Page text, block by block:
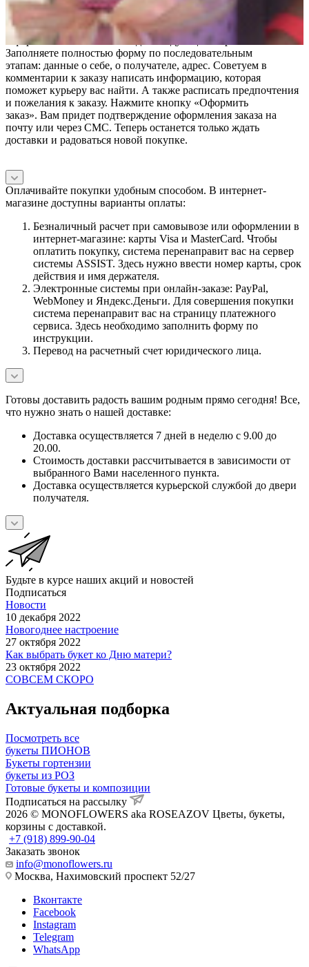
понравившийся товар и добавьте его в корзину или оформите
заказ «в 1 клик».
Оформление заказа в выглядит следующим образом.
Заполняете полностью форму по последовательным
этапам: данные о себе, о получателе, адрес. Советуем в
комментарии к заказу написать информацию, которая
поможет курьеру вас найти. А также расписать предпочтения
и пожелания к заказу. Нажмите кнопку «Оформить
заказ». Вам придет подтверждение оформления заказа на
почту или через СМС. Теперь останется только ждать
доставки и радоваться новой покупке.
Оплачивайте покупки удобным способом. В интернет-
магазине доступны варианты оплаты:
Безналичный расчет при самовывозе или оформлении в
интернет-магазине: карты Visa и MasterCard. Чтобы
оплатить покупку, система перенаправит вас на сервер
системы ASSIST. Здесь нужно ввести номер карты, срок
действия и имя держателя.
Электронные системы при онлайн-заказе: PayPal,
WebMoney и Яндекс.Деньги. Для совершения покупки
система перенаправит вас на страницу платежного
сервиса. Здесь необходимо заполнить форму по
инструкции.
Перевод на расчетный счет юридического лица.
Готовы доставить радость вашим родным прямо сегодня! Все,
что нужно знать о нашей доставке:
Доставка осуществляется 7 дней в неделю с 9.00 до
20.00.
Стоимость доставки рассчитывается в зависимости от
выбранного Вами населенного пункта.
Доставка осуществляется курьерской службой до двери
получателя.
Будьте в курсе наших акций и новостей
Подписаться
Новости
10 декабря 2022
Новогоднее настроение
27 октября 2022
Как выбрать букет ко Дню матери?
23 октября 2022
СОВСЕМ СКОРО
Актуальная подборка
Посмотреть все
букеты ПИОНОВ
Букеты гортензии
букеты из РОЗ
Готовые букеты и композиции
Подписаться на рассылку
2026 © MONOFLOWERS aka ROSEAZOV Цветы, букеты,
корзины с доставкой.
+7 (918) 899-90-04
Заказать звонок
info@monoflowers.ru
Москва, Нахимовский проспект 52/27
Вконтакте
Facebook
Instagram
Telegram
WhatsApp